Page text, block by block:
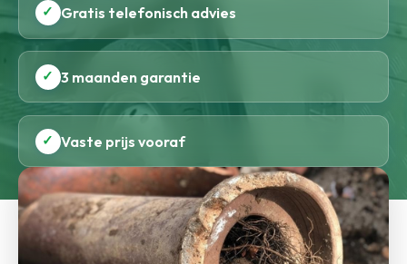
✓ Gratis telefonisch advies
✓ 3 maanden garantie
✓ Vaste prijs vooraf